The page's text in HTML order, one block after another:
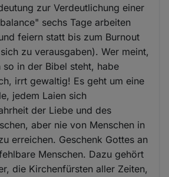
zur Verdeutlichung einer
sechs Tage arbeiten
feiern statt bis zum Burnout
zu verausgaben). Wer meint,
in der Bibel steht, habe
irrt gewaltig! Es geht um eine
jedem Laien sich
der Liebe und des
aber nie von Menschen in
erreichen. Geschenk Gottes an
Menschen. Dazu gehört
die Kirchenfürsten aller Zeiten,